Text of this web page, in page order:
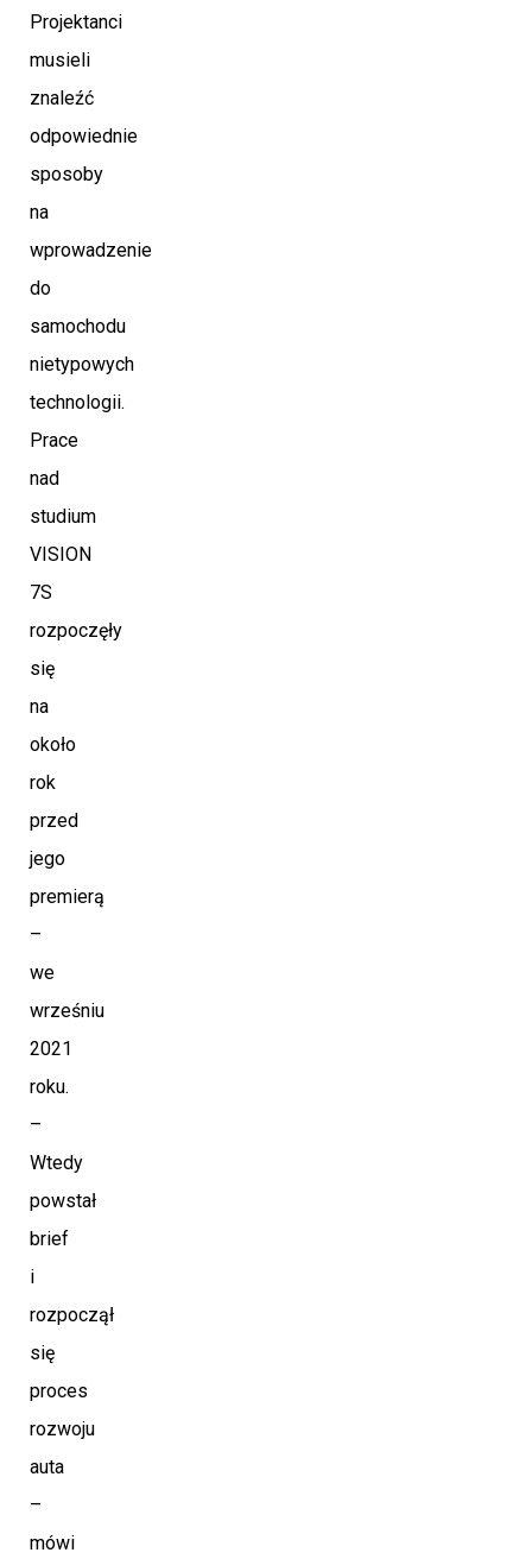
Projektanci
musieli
znaleźć
odpowiednie
sposoby
na
wprowadzenie
do
samochodu
nietypowych
technologii.
Prace
nad
studium
VISION
7S
rozpoczęły
się
na
około
rok
przed
jego
premierą
–
we
wrześniu
2021
roku.
–
Wtedy
powstał
brief
i
rozpoczął
się
proces
rozwoju
auta
–
mówi